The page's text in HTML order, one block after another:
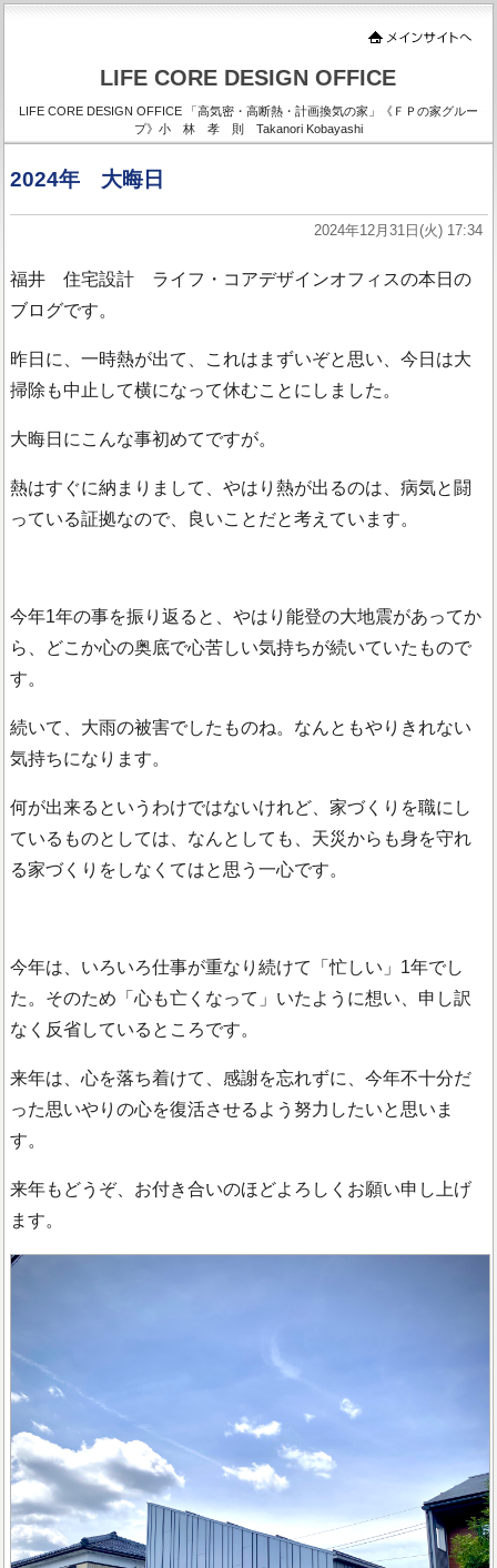
LIFE CORE DESIGN OFFICE
LIFE CORE DESIGN OFFICE 「高気密・高断熱・計画換気の家」《ＦＰの家グルー
プ》小 林 孝 則 Takanori Kobayashi
2024年 大晦日
2024年12月31日(火) 17:34
福井 住宅設計 ライフ・コアデザインオフィスの本日の
ブログです。
昨日に、一時熱が出て、これはまずいぞと思い、今日は大
掃除も中止して横になって休むことにしました。
大晦日にこんな事初めてですが。
熱はすぐに納まりまして、やはり熱が出るのは、病気と闘
っている証拠なので、良いことだと考えています。
今年1年の事を振り返ると、やはり能登の大地震があってか
ら、どこか心の奥底で心苦しい気持ちが続いていたもので
す。
続いて、大雨の被害でしたものね。なんともやりきれない
気持ちになります。
何が出来るというわけではないけれど、家づくりを職にし
ているものとしては、なんとしても、天災からも身を守れ
る家づくりをしなくてはと思う一心です。
今年は、いろいろ仕事が重なり続けて「忙しい」1年でし
た。そのため「心も亡くなって」いたように想い、申し訳
なく反省しているところです。
来年は、心を落ち着けて、感謝を忘れずに、今年不十分だ
った思いやりの心を復活させるよう努力したいと思いま
す。
来年もどうぞ、お付き合いのほどよろしくお願い申し上げ
ます。